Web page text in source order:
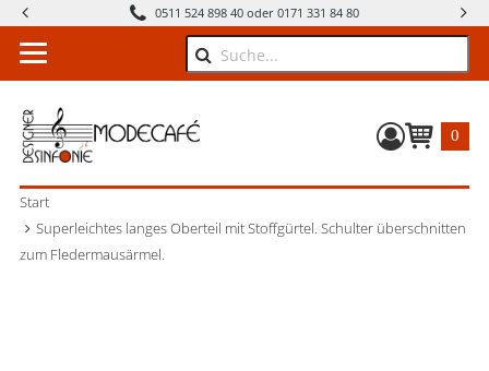
0511 524 898 40 oder 0171 331 84 80
Suche
0
Start
Superleichtes langes Oberteil mit Stoffgürtel. Schulter überschnitten
zum Fledermausärmel.